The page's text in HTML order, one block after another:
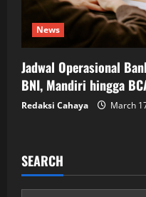
News
Jadwal Operasional
BNI, Mandiri hingga
Redaksi Cahaya March
SEARCH